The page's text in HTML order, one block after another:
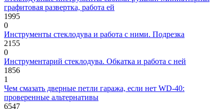
графитовая развертка, работа ей
1995
0
Инструменты стеклодува и работа с ними. Подрезка
2155
0
Инструментарий стеклодува. Обкатка и работа с ней
1856
1
Чем смазать дверные петли гаража, если нет WD-40:
проверенные альтернативы
6547